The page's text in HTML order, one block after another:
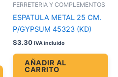
FERRETERIA Y COMPLEMENTOS
ESPATULA METAL 25 CM.
P/GYPSUM 45323 (KD)
$3.30 IVA incluido
AÑADIR AL
CARRITO